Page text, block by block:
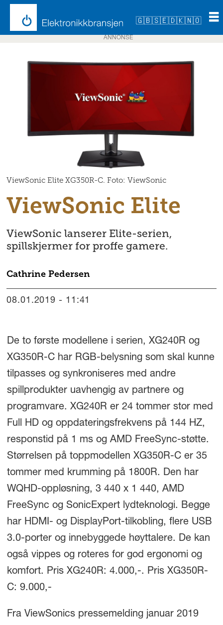
🇬🇧🇸🇪🇩🇰🇳🇴
ANNONSE
ViewSonic Elite XG350R-C. Foto: ViewSonic
ViewSonic Elite
ViewSonic lanserer Elite-serien,
spillskjermer for proffe gamere.
Cathrine Pedersen
08.01.2019 - 11:41
De to første modellene i serien, XG240R og
XG350R-C har RGB-belysning som skal kunne
tilpasses og synkroniseres med andre
spillprodukter uavhengig av partnere og
programvare. XG240R er 24 tommer stor med
Full HD og oppdateringsfrekvens på 144 HZ,
responstid på 1 ms og AMD FreeSync-støtte.
Størrelsen på toppmodellen XG350R-C er 35
tommer med krumming på 1800R. Den har
WQHD-oppløsning, 3 440 x 1 440, AMD
FreeSync og SonicExpert lydteknologi. Begge
har HDMI- og DisplayPort-tilkobling, flere USB
3.0-porter og innebyggede høyttalere. De kan
også vippes og roteres for god ergonomi og
komfort. Pris XG240R: 4.000,-. Pris XG350R-
C: 9.000,-
Fra ViewSonics pressemelding januar 2019